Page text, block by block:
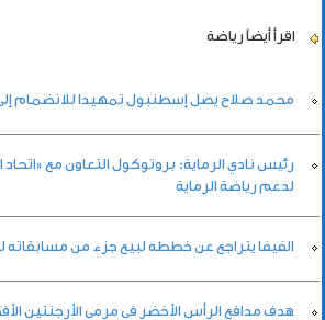
اقرأ أيضاً رياضة
محمد صلاح يصل إسطنبول تمهيدا للانضمام
رئيس نادي الرماية: بروتوكول التعاون مع
لدعم رياضة الرماية
الفيفا يتراجع عن خططه لبيع جزء من
هدف مدافع الرأس الأخضر في مرمى الأرجنتين